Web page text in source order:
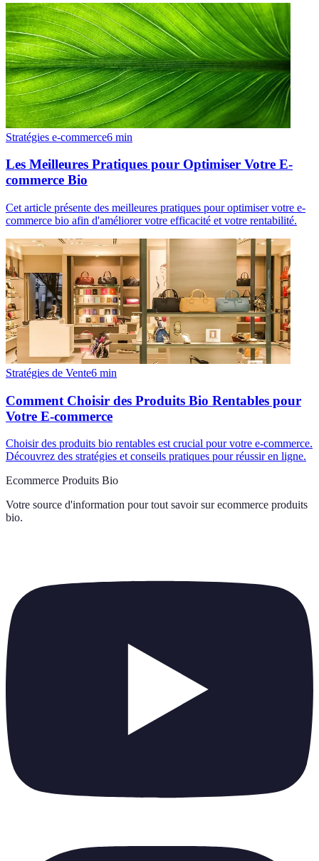
Stratégies e-commerce6 min
Les Meilleures Pratiques pour Optimiser Votre E-
commerce Bio
Cet article présente des meilleures pratiques pour optimiser votre e-
commerce bio afin d'améliorer votre efficacité et votre rentabilité.
Stratégies de Vente6 min
Comment Choisir des Produits Bio Rentables pour
Votre E-commerce
Choisir des produits bio rentables est crucial pour votre e-commerce.
Découvrez des stratégies et conseils pratiques pour réussir en ligne.
Ecommerce Produits Bio
Votre source d'information pour tout savoir sur ecommerce produits
bio.